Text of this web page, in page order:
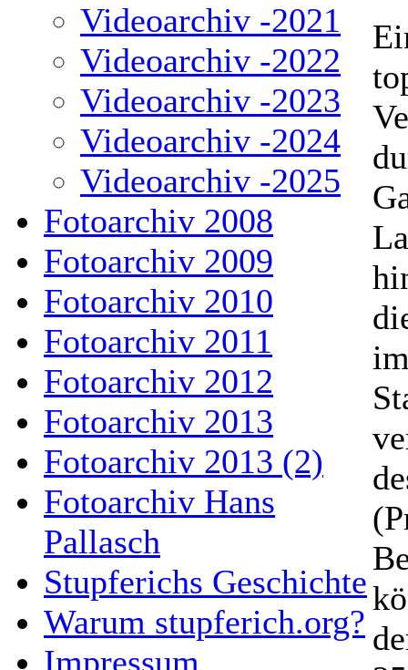
Videoarchiv -2021
Videoarchiv -2022
Videoarchiv -2023
Videoarchiv -2024
Videoarchiv -2025
Fotoarchiv 2008
Fotoarchiv 2009
Fotoarchiv 2010
Fotoarchiv 2011
Fotoarchiv 2012
Fotoarchiv 2013
Fotoarchiv 2013 (2)
Fotoarchiv Hans
Pallasch
Stupferichs Geschichte
Warum stupferich.org?
Impressum